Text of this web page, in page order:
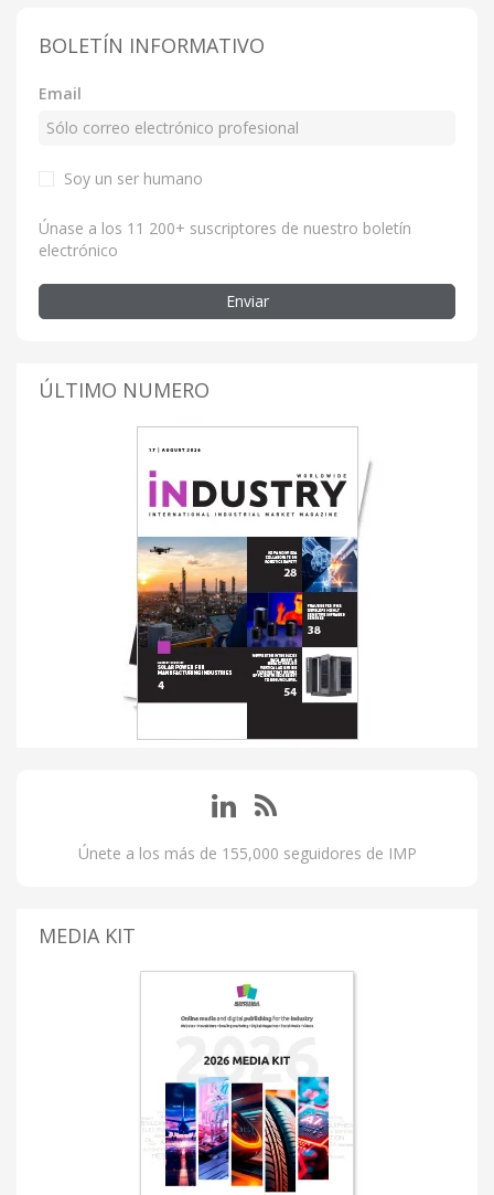
BOLETÍN INFORMATIVO
Email
Soy un ser humano
Únase a los 11 200+ suscriptores de nuestro boletín
electrónico
Enviar
ÚLTIMO NUMERO
Únete a los más de 155,000 seguidores de IMP
MEDIA KIT